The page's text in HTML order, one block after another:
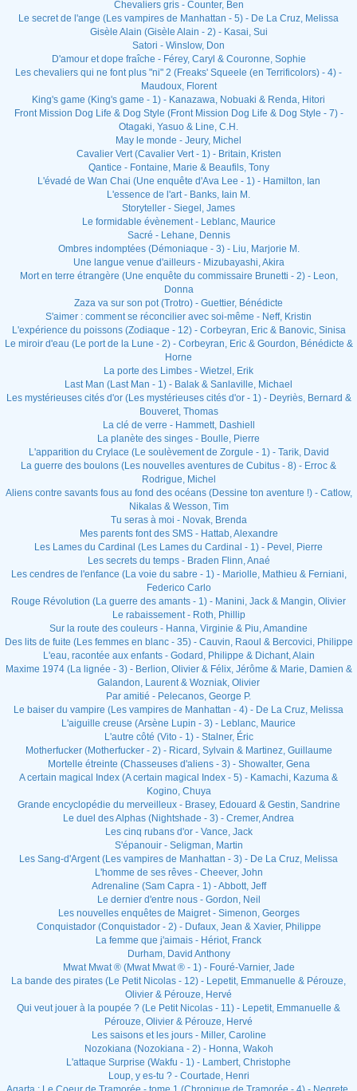
Chevaliers gris - Counter, Ben
Le secret de l'ange (Les vampires de Manhattan - 5) - De La Cruz, Melissa
Gisèle Alain (Gisèle Alain - 2) - Kasai, Sui
Satori - Winslow, Don
D'amour et dope fraîche - Férey, Caryl & Couronne, Sophie
Les chevaliers qui ne font plus "ni" 2 (Freaks' Squeele (en Terrificolors) - 4) -
Maudoux, Florent
King's game (King's game - 1) - Kanazawa, Nobuaki & Renda, Hitori
Front Mission Dog Life & Dog Style (Front Mission Dog Life & Dog Style - 7) -
Otagaki, Yasuo & Line, C.H.
May le monde - Jeury, Michel
Cavalier Vert (Cavalier Vert - 1) - Britain, Kristen
Qantice - Fontaine, Marie & Beaufils, Tony
L'évadé de Wan Chai (Une enquête d'Ava Lee - 1) - Hamilton, Ian
L'essence de l'art - Banks, Iain M.
Storyteller - Siegel, James
Le formidable évènement - Leblanc, Maurice
Sacré - Lehane, Dennis
Ombres indomptées (Démoniaque - 3) - Liu, Marjorie M.
Une langue venue d'ailleurs - Mizubayashi, Akira
Mort en terre étrangère (Une enquête du commissaire Brunetti - 2) - Leon,
Donna
Zaza va sur son pot (Trotro) - Guettier, Bénédicte
S'aimer : comment se réconcilier avec soi-même - Neff, Kristin
L'expérience du poissons (Zodiaque - 12) - Corbeyran, Eric & Banovic, Sinisa
Le miroir d'eau (Le port de la Lune - 2) - Corbeyran, Eric & Gourdon, Bénédicte &
Horne
La porte des Limbes - Wietzel, Erik
Last Man (Last Man - 1) - Balak & Sanlaville, Michael
Les mystérieuses cités d'or (Les mystérieuses cités d'or - 1) - Deyriès, Bernard &
Bouveret, Thomas
La clé de verre - Hammett, Dashiell
La planète des singes - Boulle, Pierre
L'apparition du Crylace (Le soulèvement de Zorgule - 1) - Tarik, David
La guerre des boulons (Les nouvelles aventures de Cubitus - 8) - Erroc &
Rodrigue, Michel
Aliens contre savants fous au fond des océans (Dessine ton aventure !) - Catlow,
Nikalas & Wesson, Tim
Tu seras à moi - Novak, Brenda
Mes parents font des SMS - Hattab, Alexandre
Les Lames du Cardinal (Les Lames du Cardinal - 1) - Pevel, Pierre
Les secrets du temps - Braden Flinn, Anaé
Les cendres de l'enfance (La voie du sabre - 1) - Mariolle, Mathieu & Ferniani,
Federico Carlo
Rouge Révolution (La guerre des amants - 1) - Manini, Jack & Mangin, Olivier
Le rabaissement - Roth, Phillip
Sur la route des couleurs - Hanna, Virginie & Piu, Amandine
Des lits de fuite (Les femmes en blanc - 35) - Cauvin, Raoul & Bercovici, Philippe
L'eau, racontée aux enfants - Godard, Philippe & Dichant, Alain
Maxime 1974 (La lignée - 3) - Berlion, Olivier & Félix, Jérôme & Marie, Damien &
Galandon, Laurent & Wozniak, Olivier
Par amitié - Pelecanos, George P.
Le baiser du vampire (Les vampires de Manhattan - 4) - De La Cruz, Melissa
L'aiguille creuse (Arsène Lupin - 3) - Leblanc, Maurice
L'autre côté (Vito - 1) - Stalner, Éric
Motherfucker (Motherfucker - 2) - Ricard, Sylvain & Martinez, Guillaume
Mortelle étreinte (Chasseuses d'aliens - 3) - Showalter, Gena
A certain magical Index (A certain magical Index - 5) - Kamachi, Kazuma &
Kogino, Chuya
Grande encyclopédie du merveilleux - Brasey, Edouard & Gestin, Sandrine
Le duel des Alphas (Nightshade - 3) - Cremer, Andrea
Les cinq rubans d'or - Vance, Jack
S'épanouir - Seligman, Martin
Les Sang-d'Argent (Les vampires de Manhattan - 3) - De La Cruz, Melissa
L'homme de ses rêves - Cheever, John
Adrenaline (Sam Capra - 1) - Abbott, Jeff
Le dernier d'entre nous - Gordon, Neil
Les nouvelles enquêtes de Maigret - Simenon, Georges
Conquistador (Conquistador - 2) - Dufaux, Jean & Xavier, Philippe
La femme que j'aimais - Hériot, Franck
Durham, David Anthony
Mwat Mwat ® (Mwat Mwat ® - 1) - Fouré-Varnier, Jade
La bande des pirates (Le Petit Nicolas - 12) - Lepetit, Emmanuelle & Pérouze,
Olivier & Pérouze, Hervé
Qui veut jouer à la poupée ? (Le Petit Nicolas - 11) - Lepetit, Emmanuelle &
Pérouze, Olivier & Pérouze, Hervé
Les saisons et les jours - Miller, Caroline
Nozokiana (Nozokiana - 2) - Honna, Wakoh
L'attaque Surprise (Wakfu - 1) - Lambert, Christophe
Loup, y es-tu ? - Courtade, Henri